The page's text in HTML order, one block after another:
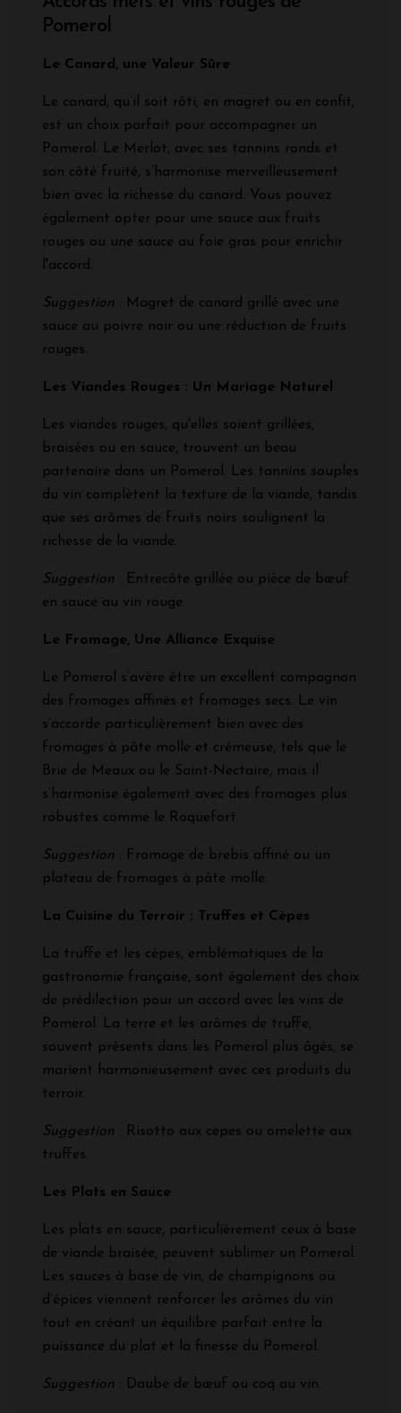
Pomerol
Le Canard, une Valeur Sûre
Le canard, qu’il soit rôti, en magret ou en confit,
est un choix parfait pour accompagner un
Pomerol. Le Merlot, avec ses tannins ronds et
son côté fruité, s’harmonise merveilleusement
bien avec la richesse du canard. Vous pouvez
également opter pour une sauce aux fruits
rouges ou une sauce au foie gras pour enrichir
l'accord.
Suggestion : Magret de canard grillé avec une
sauce au poivre noir ou une réduction de fruits
rouges.
Les Viandes Rouges : Un Mariage Naturel
Les viandes rouges, qu'elles soient grillées,
braisées ou en sauce, trouvent un beau
partenaire dans un Pomerol. Les tannins souples
du vin complètent la texture de la viande, tandis
que ses arômes de fruits noirs soulignent la
richesse de la viande.
Suggestion : Entrecôte grillée ou pièce de bœuf
en sauce au vin rouge.
Le Fromage, Une Alliance Exquise
Le Pomerol s’avère être un excellent compagnon
des fromages affinés et fromages secs. Le vin
s’accorde particulièrement bien avec des
fromages à pâte molle et crémeuse, tels que le
Brie de Meaux ou le Saint-Nectaire, mais il
s’harmonise également avec des fromages plus
robustes comme le Roquefort.
Suggestion : Fromage de brebis affiné ou un
plateau de fromages à pâte molle.
La Cuisine du Terroir : Truffes et Cèpes
La truffe et les cèpes, emblématiques de la
gastronomie française, sont également des choix
de prédilection pour un accord avec les vins de
Pomerol. La terre et les arômes de truffe,
souvent présents dans les Pomerol plus âgés, se
marient harmonieusement avec ces produits du
terroir.
Suggestion : Risotto aux cèpes ou omelette aux
truffes.
Les Plats en Sauce
Les plats en sauce, particulièrement ceux à base
de viande braisée, peuvent sublimer un Pomerol.
Les sauces à base de vin, de champignons ou
d’épices viennent renforcer les arômes du vin
tout en créant un équilibre parfait entre la
puissance du plat et la finesse du Pomerol.
Suggestion : Daube de bœuf ou coq au vin.